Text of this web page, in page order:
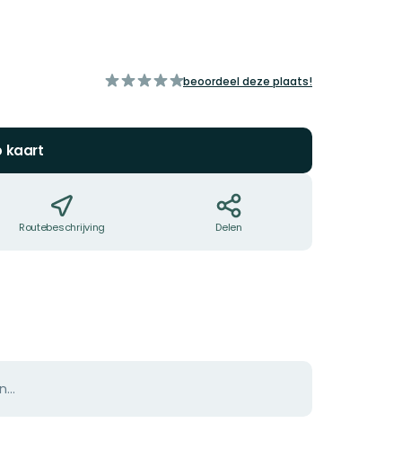
van
beoordeel deze plaats!
kaart
Routebeschrijving Delen